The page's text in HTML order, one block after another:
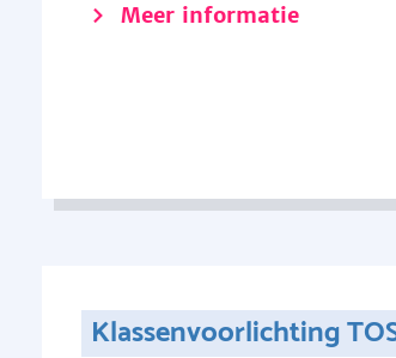
Meer informatie
Klassenvoorlichting